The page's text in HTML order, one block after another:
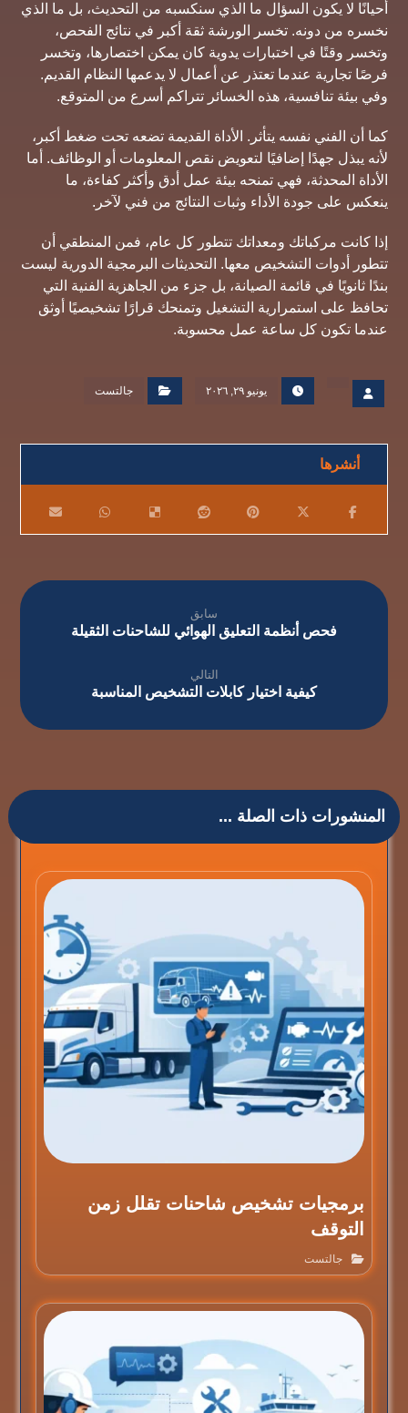
أحيانًا لا يكون السؤال ما الذي سنكسبه من التحديث، بل ما الذي
نخسره من دونه. تخسر الورشة ثقة أكبر في نتائج الفحص،
وتخسر وقتًا في اختبارات يدوية كان يمكن اختصارها، وتخسر
فرصًا تجارية عندما تعتذر عن أعمال لا يدعمها النظام القديم.
وفي بيئة تنافسية، هذه الخسائر تتراكم أسرع من المتوقع.
كما أن الفني نفسه يتأثر. الأداة القديمة تضعه تحت ضغط أكبر،
لأنه يبذل جهدًا إضافيًا لتعويض نقص المعلومات أو الوظائف. أما
الأداة المحدثة، فهي تمنحه بيئة عمل أدق وأكثر كفاءة، ما
ينعكس على جودة الأداء وثبات النتائج من فني لآخر.
إذا كانت مركباتك ومعداتك تتطور كل عام، فمن المنطقي أن
تتطور أدوات التشخيص معها. التحديثات البرمجية الدورية ليست
بندًا ثانويًا في قائمة الصيانة، بل جزء من الجاهزية الفنية التي
تحافظ على استمرارية التشغيل وتمنحك قرارًا تشخيصيًا أوثق
عندما تكون كل ساعة عمل محسوبة.
يونيو ٢٩, ٢٠٢٦ جالتست
سابق
فحص أنظمة التعليق الهوائي للشاحنات الثقيلة
التالي
كيفية اختيار كابلات التشخيص المناسبة
المنشورات ذات الصلة ...
برمجيات تشخيص شاحنات تقلل زمن
التوقف
جالتست